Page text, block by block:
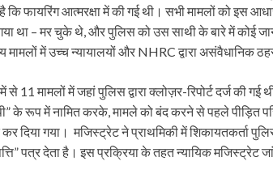
कि फायरिंग आत्मरक्षा में की गई थी। सभी मामलों को इस
था – मर चुके थे, और पुलिस को उस साथी के बारे में कोई
मामलों में उच्च न्यायालयों और NHRC द्वारा असंवैधानिक
से 11 मामलों में जहां पुलिस द्वारा क्लोज़र-रिपोर्ट दर्ज की
के रूप में नामित करके, मामले को बंद करने से पहले पीड़ित
कर दिया गया। मजिस्ट्रेट ने प्राथमिकी में शिकायतकर्ता
पत्र देता है। इस प्रक्रिया के तहत न्यायिक मजिस्ट्रेट